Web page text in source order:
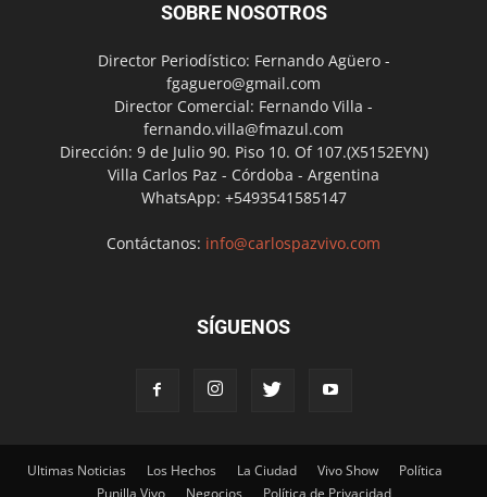
SOBRE NOSOTROS
Director Periodístico: Fernando Agüero -
fgaguero@gmail.com
Director Comercial: Fernando Villa -
fernando.villa@fmazul.com
Dirección: 9 de Julio 90. Piso 10. Of 107.(X5152EYN)
Villa Carlos Paz - Córdoba - Argentina
WhatsApp: +5493541585147
Contáctanos: info@carlospazvivo.com
SÍGUENOS
Ultimas Noticias Los Hechos La Ciudad Vivo Show
Política
Punilla Vivo
Negocios Política de Privacidad